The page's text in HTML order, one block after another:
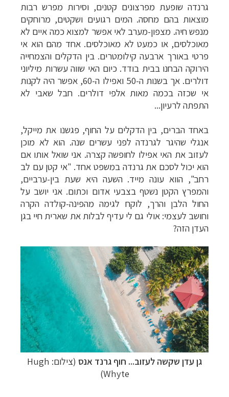
גרנדה שופעת מפרצונים קטנים, וסירות מפרש רבות
מוצאות בהם מחסה. המים רגועים ושקטים, מרוחקים
מנפש חיה. מצפון-מערב לאי אפשר למצוא כמה איים לא
מאוכלסים, או כמעט לא מאוכלסים. אחד מהם הוא אי
פרטי באורך ארבעה קילומטרים. בין הדקלים והצמחייה
הירוקה הבחנו בבית בודד. כיום האי שווה עשרות מיליוני
דולרים. אך בשנות ה-50 ואפילו ה-60, אפשר היה לקנות
אי שכזה בכמה מאות אלפי דולרים. חבל שאבי לא
התפתה לרעיון...
באחד הברים, בין הדקלים על החוף, פגשנו את מייקל,
אנגלי שהיגר לגרנדה לפני עשרים שנה. הוא לא מוכן
לעזוב את האי אפילו לחופשה קצרה. אני שואל אותו אם
הוא יכול לסכם את גרנדה במשפט אחד. "אי קטן עם לב
רחב", הווא עונה מייד. השעה היא שעת בין-ערביים,
והמפרץ הקטן נשטף בצבעי אדום וכתום. אני יושב על
החול הלבן והרך, לוקח לגימה מהפינה-קולדה הקרה
וחושב לעצמי: אולי גם לי עדיף לבלות את שארית חיי בגן
העדן הזה?
גן עדן שקשה לעזוב... חוף גרנד אנס
(צילום: Hugh
Whyte)